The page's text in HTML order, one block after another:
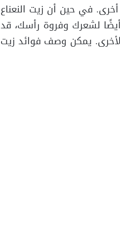
في حين أن زيت النعناع
أيضًا لشعرك وفروة رأسك، قد
يمكن وصف فوائد زيت